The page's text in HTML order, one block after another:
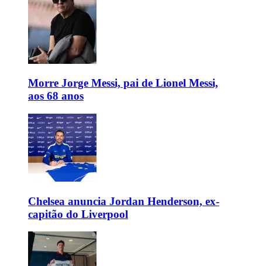
Morre Jorge Messi, pai de Lionel Messi,
aos 68 anos
Chelsea anuncia Jordan Henderson, ex-
capitão do Liverpool